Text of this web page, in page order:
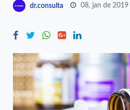
dr.consulta 08, jan de 2019